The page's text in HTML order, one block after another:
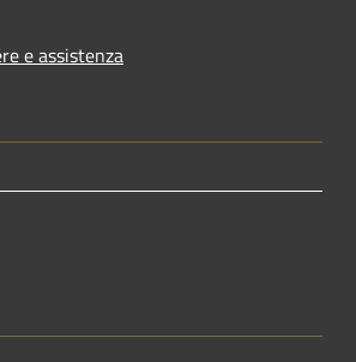
e assistenza